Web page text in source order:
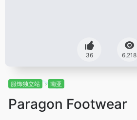
36 6,218
服饰独立站 南亚
Paragon Footwear